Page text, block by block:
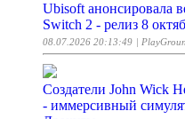
Ubisoft анонсировала
Switch 2 - релиз 8
08.07.2026 20:13:49 |
Создатели John Wick
- иммерсивный